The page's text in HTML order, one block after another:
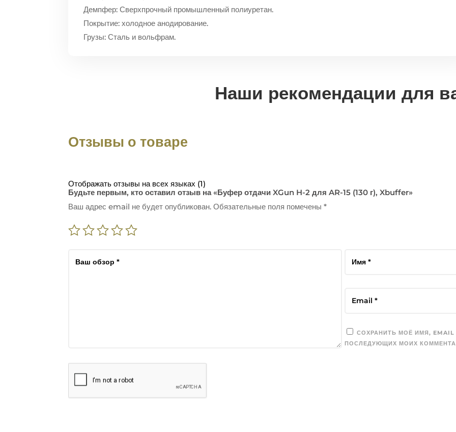
Демпфер: Сверхпрочный промышленный полиуретан.
Покрытие: холодное анодирование.
Грузы: Сталь и вольфрам.
Наши рекомендации для
Отзывы о товаре
Отображать отзывы на всех языках (1)
Будьте первым, кто оставил отзыв на «Буфер отдачи XGun H-2 для AR-15 (130 г), Xbuffer»
Ваш адрес email не будет опубликован. Обязательные поля помечены*
СОХРАНИТЬ МОЁ ИМЯ,
ПОСЛЕДУЮЩИХ МОИХ